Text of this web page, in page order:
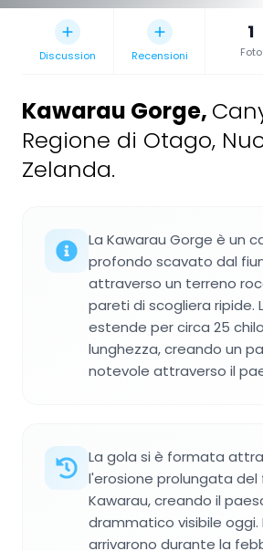
Discussion Recensioni
1
Foto
Kawarau Gorge,
Regione di Otago,
Zelanda.
La Kawarau Gorge è un
profondo scavato dal
attraverso un terreno
pareti di scogliera ripide.
estende per circa 25
lunghezza, creando un
notevole attraverso il
La gola si è formata
l'erosione prolungata del
Kawarau, creando il
drammatico visibile oggi.
arrivarono durante la